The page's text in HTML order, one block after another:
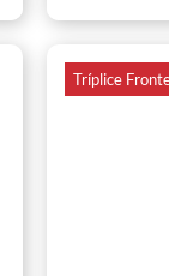
Tríplice